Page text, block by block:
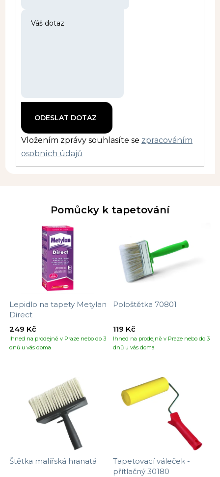
Vložením zprávy souhlasíte se zpracováním
osobních údajů
Pomůcky k tapetování
Lepidlo na tapety Metylan
Direct
Ihned na prodejně v Praze nebo do 3
dnů u vás doma
249 Kč
Pološtětka 70801
Ihned na prodejně v Praze nebo do 3
dnů u vás doma
119 Kč
Štětka malířská hranatá
Tapetovací váleček -
přítlačný 30180